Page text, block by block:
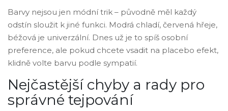
Barvy nejsou jen módní trik – původně měl každý
odstín sloužit k jiné funkci. Modrá chladí, červená hřeje,
béžová je univerzální. Dnes už je to spíš osobní
preference, ale pokud chcete vsadit na placebo efekt,
klidně volte barvu podle sympatií.
Nejčastější chyby a rady pro
správné tejpování